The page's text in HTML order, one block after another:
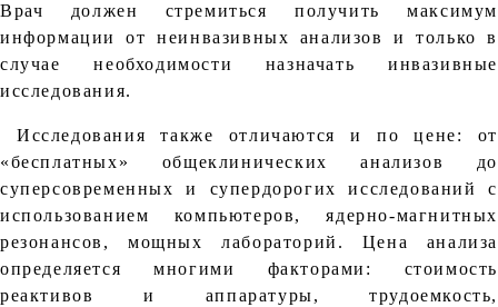
Врач должен стремиться получить максимум
информации от неинвазивных анализов и только в
случае необходимости назначать инвазивные
исследования.
Исследования также отличаются и по цене: от
«бесплатных» общеклинических анализов до
суперсовременных и супердорогих исследований с
использованием компьютеров, ядерно-магнитных
резонансов, мощных лабораторий. Цена анализа
определяется многими факторами: стоимость
реактивов и аппаратуры, трудоемкость,